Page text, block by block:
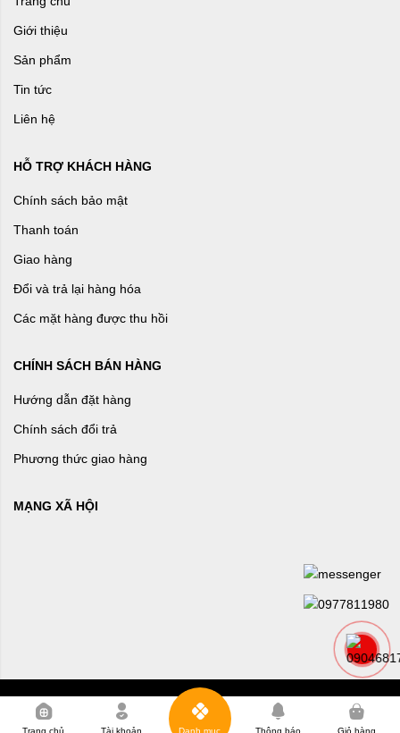
Giới thiệu
Sản phẩm
Tin tức
Liên hệ
HỖ TRỢ KHÁCH HÀNG
Chính sách bảo mật
Thanh toán
Giao hàng
Đổi và trả lại hàng hóa
Các mặt hàng được thu hồi
CHÍNH SÁCH BÁN HÀNG
Hướng dẫn đặt hàng
Chính sách đổi trả
Phương thức giao hàng
MẠNG XÃ HỘI
Trang chủ Tài khoản Danh mục Thông báo Giỏ hàng